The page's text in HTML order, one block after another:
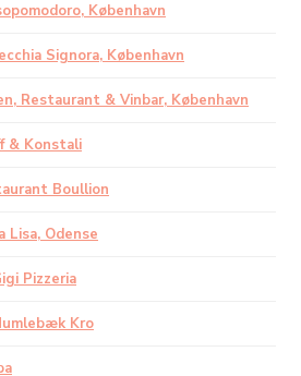
København
Signora, København
Restaurant & Vinbar, København
& Konstali
Boullion
Lisa, Odense
Pizzeria
Kro